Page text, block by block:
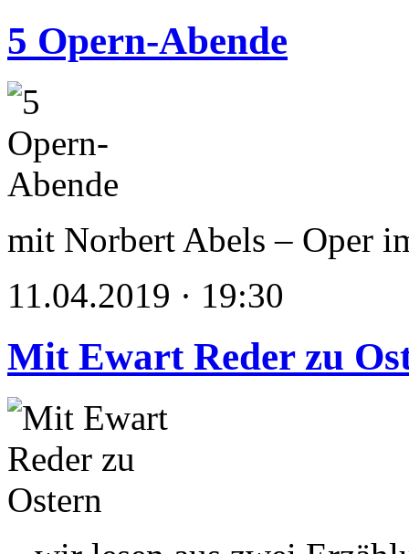
5 Opern-Abende
mit Norbert Abels – Oper
11.04.2019 · 19:30
Mit Ewart Reder zu